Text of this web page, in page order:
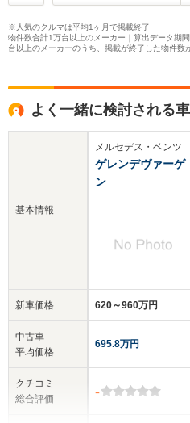
※人気のクルマは平均1ヶ月で掲載終了
物件数合計1万台以上のメーカー｜算出データ期
台以上のメーカーのうち、掲載が終了した物件数
よく一緒に検討される
基本情報
新車価格
中古車
平均価格
クチコミ
総合評価
メルセデス・ベンツ
ゲレンデヴァーゲ
ン
620～960万円
695.8万円
-